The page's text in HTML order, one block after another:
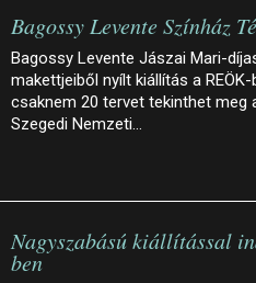
Bagossy Levente Színház
Bagossy Levente Jászai Mari-
makettjeiből nyílt kiállítás a
csaknem 20 tervet tekinthet meg
Szegedi Nemzeti…
Nagyszabású kiállítással
ben